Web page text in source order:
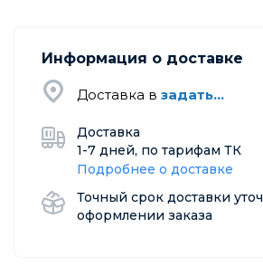
Информация о доставке
Доставка в задать...
Доставка
1-7 дней, по тарифам ТК
Подробнее о доставке
Точный срок доставки
оформлении заказа